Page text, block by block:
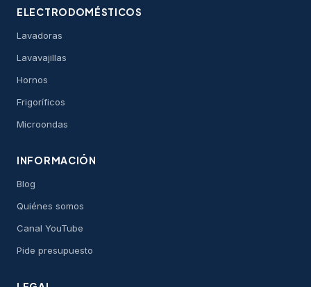
ELECTRODOMÉSTICOS
Lavadoras
Lavavajillas
Hornos
Frigoríficos
Microondas
INFORMACIÓN
Blog
Quiénes somos
Canal YouTube
Pide presupuesto